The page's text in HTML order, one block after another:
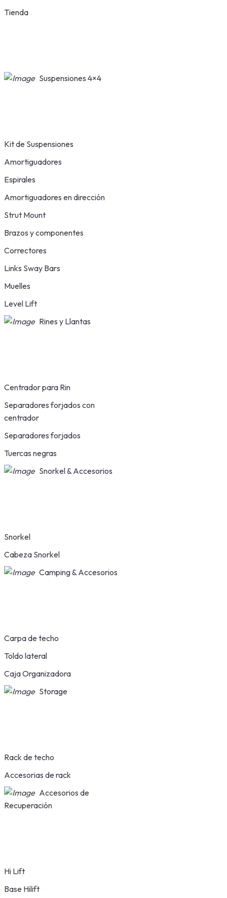
Tienda
Suspensiones 4×4
Kit de Suspensiones
Amortiguadores
Espirales
Amortiguadores en dirección
Strut Mount
Brazos y componentes
Correctores
Links Sway Bars
Muelles
Level Lift
Rines y Llantas
Centrador para Rin
Separadores forjados con
centrador
Separadores forjados
Tuercas negras
Snorkel & Accesorios
Snorkel
Cabeza Snorkel
Camping & Accesorios
Carpa de techo
Toldo lateral
Caja Organizadora
Storage
Rack de techo
Accesorias de rack
Accesorios de
Recuperación
Hi Lift
Base Hilift